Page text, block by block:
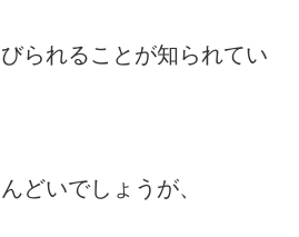
られることが知られてい
どいでしょうが、